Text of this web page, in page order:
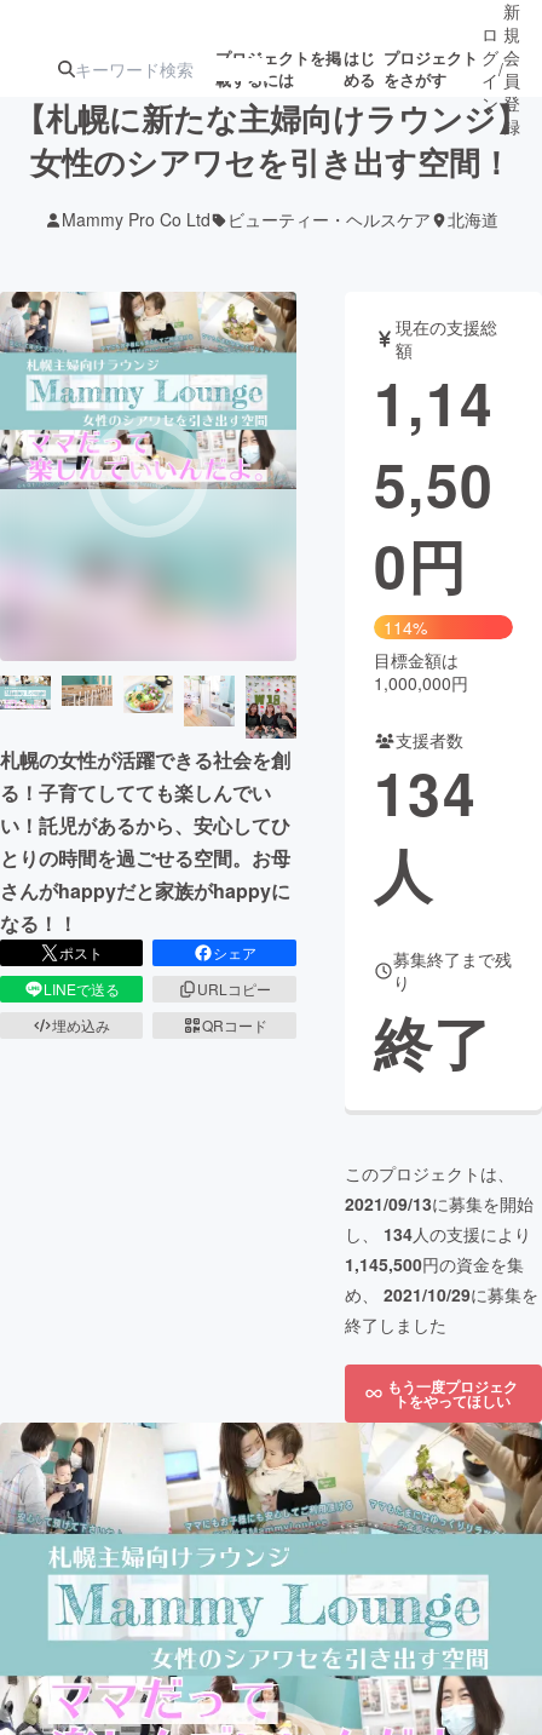
プロジェクトを掲
載するには
はじ
める
プロジェクト
をさがす
ジェクト
ターン
ジェクト
ロジェクト
もうすぐ公開
されます
アート・写真 音楽
テクノロジー・ガジェット ゲーム・サ
映像・映画
ビジネス・起業
CAMPFIRE for Social Good CAMPFIRE Creation
CAMPFIREふるさと納税machi-ya コミュニティ
ロ
グ
イ
ン
/
新
規
会
員
登
録
【札幌に新たな主婦向けラウンジ】
女性のシアワセを引き出す空間！
Mammy Pro Co Ltd ビューティー・ヘルスケア 北海道
札幌の女性が活躍できる社会を創
る！子育てしてても楽しんでい
い！託児があるから、安心してひ
とりの時間を過ごせる空間。お母
さんがhappyだと家族がhappyに
なる！！
ポスト
シェア
LINEで送る
URLコピー
埋め込み
QRコード
現在の支援総
額
1,14
5,50
0円
114%
目標金額は
1,000,000円
支援者数
134
人
募集終了まで残
り
終了
このプロジェクトは、
2021/09/13に募集を開始
し、 134人の支援により
1,145,500円の資金を集
め、 2021/10/29に募集を
終了しました
もう一度プロジェク
トをやってほしい